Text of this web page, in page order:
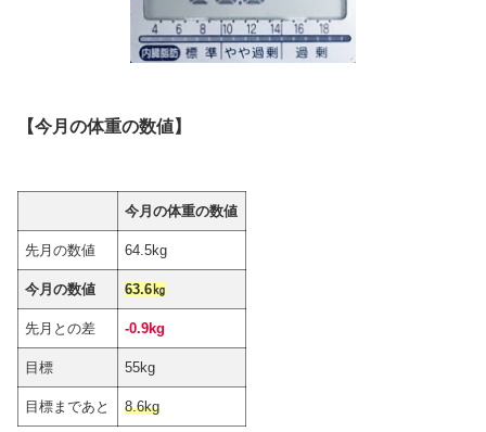
【今月の体重の数値】
今月の体重の数値
先月の数値 64.5kg
今月の数値 63.6㎏
先月との差 -0.9kg
目標 55kg
目標まであと 8.6kg